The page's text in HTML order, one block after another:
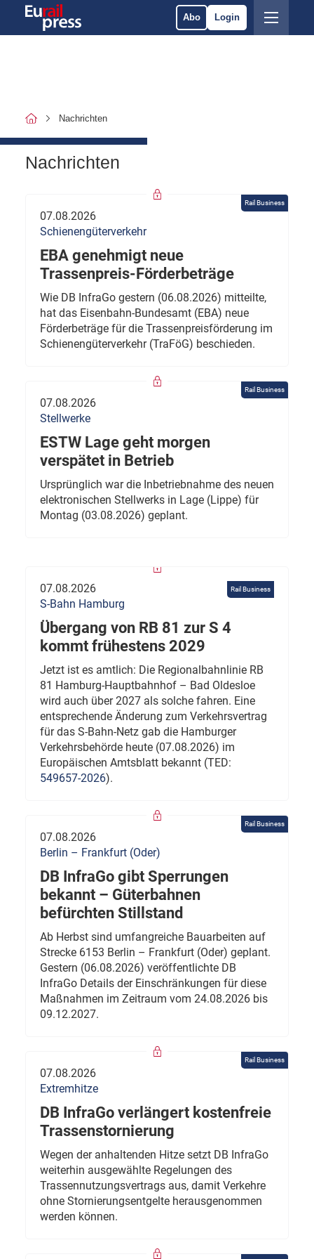
Abo Login
Nachrichten
Nachrichten
Rail Business
07.08.2026
Schienengüterverkehr
EBA genehmigt neue
Trassenpreis-Förderbeträge
Wie DB InfraGo gestern (06.08.2026) mitteilte,
hat das Eisenbahn-Bundesamt (EBA) neue
Förderbeträge für die Trassenpreisförderung im
Schienengüterverkehr (TraFöG) beschieden.
Rail Business
07.08.2026
Stellwerke
ESTW Lage geht morgen
verspätet in Betrieb
Ursprünglich war die Inbetriebnahme des neuen
elektronischen Stellwerks in Lage (Lippe) für
Montag (03.08.2026) geplant.
Rail Business
07.08.2026
S-Bahn Hamburg
Übergang von RB 81 zur S 4
kommt frühestens 2029
Jetzt ist es amtlich: Die Regionalbahnlinie RB
81 Hamburg-Hauptbahnhof – Bad Oldesloe
wird auch über 2027 als solche fahren. Eine
entsprechende Änderung zum Verkehrsvertrag
für das S-Bahn-Netz gab die Hamburger
Verkehrsbehörde heute (07.08.2026) im
Europäischen Amtsblatt bekannt (TED:
549657-2026).
Rail Business
07.08.2026
Berlin – Frankfurt (Oder)
DB InfraGo gibt Sperrungen
bekannt – Güterbahnen
befürchten Stillstand
Ab Herbst sind umfangreiche Bauarbeiten auf
Strecke 6153 Berlin – Frankfurt (Oder) geplant.
Gestern (06.08.2026) veröffentlichte DB
InfraGo Details der Einschränkungen für diese
Maßnahmen im Zeitraum vom 24.08.2026 bis
09.12.2027.
Rail Business
07.08.2026
Extremhitze
DB InfraGo verlängert kostenfreie
Trassenstornierung
Wegen der anhaltenden Hitze setzt DB InfraGo
weiterhin ausgewählte Regelungen des
Trassennutzungsvertrags aus, damit Verkehre
ohne Stornierungsentgelte herausgenommen
werden können.